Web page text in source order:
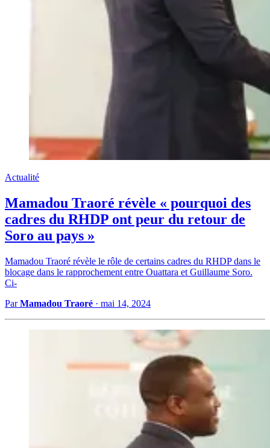
Actualité
Mamadou Traoré révèle « pourquoi des
cadres du RHDP ont peur du retour de
Soro au pays »
Mamadou Traoré révèle le rôle de certains cadres du RHDP dans le
blocage dans le rapprochement entre Ouattara et Guillaume Soro.
Ci-
ParMamadou Traoré · mai 14, 2024